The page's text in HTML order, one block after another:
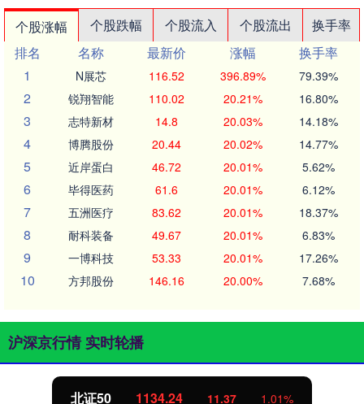
个股涨幅 个股跌幅 个股流入 个股流出
换手率
排名
名称 最新价 涨幅
换手率
1
N展芯 116.52 396.89% 79.39%
2 锐翔智能 110.02 20.21% 16.80%
3 志特新材 14.8 20.03% 14.18%
4 博腾股份 20.44 20.02% 14.77%
5 近岸蛋白 46.72 20.01% 5.62%
6 毕得医药 61.6 20.01% 6.12%
7 五洲医疗 83.62 20.01% 18.37%
8 耐科装备 49.67 20.01% 6.83%
9 一博科技 53.33 20.01% 17.26%
10 方邦股份 146.16 20.00% 7.68%
沪深京行情 实时轮播
北证50 1134.24 11.37 1.01%